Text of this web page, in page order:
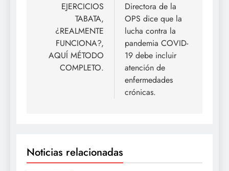
entradas
EJERCICIOS
TABATA,
¿REALMENTE
FUNCIONA?,
AQUÍ MÉTODO
COMPLETO.
Directora de la
OPS dice que la
lucha contra la
pandemia COVID-
19 debe incluir
atención de
enfermedades
crónicas.
Noticias relacionadas